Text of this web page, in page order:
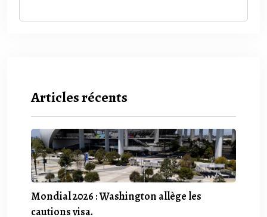
Articles récents
Mondial 2026 : Washington allège les
cautions visa.